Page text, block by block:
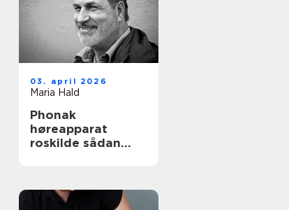
03. april 2026
Maria Hald
Phonak
høreapparat
roskilde sådan